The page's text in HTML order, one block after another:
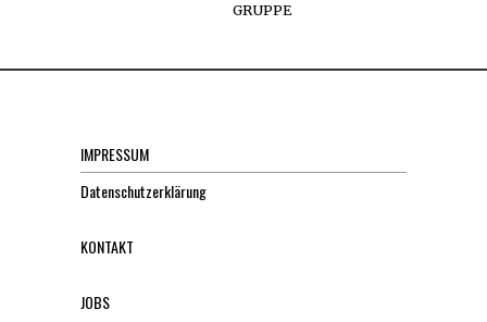
GRUPPE
IMPRESSUM
Datenschutzerklärung
KONTAKT
JOBS